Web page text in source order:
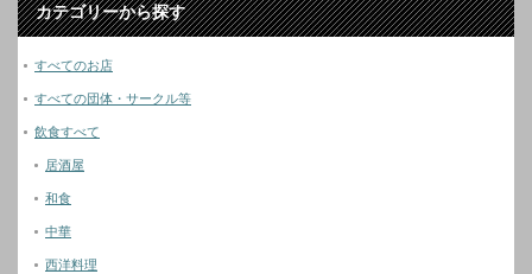
カテゴリーから探す
すべてのお店
すべての団体・サークル等
飲食すべて
居酒屋
和食
中華
西洋料理